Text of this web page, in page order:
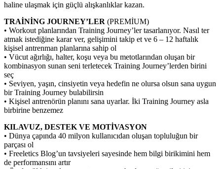
haline ulaşmak için güçlü alışkanlıklar kazan.
TRAİNİNG JOURNEY’LER (PREMİUM)
• Workout planlarından Training Journey’ler tasarlanıyor. Nasıl ter
atmak istediğine karar ver, gelişimini takip et ve 6 – 12 haftalık
kişisel antrenman planlarına sahip ol
• Vücut ağırlığı, halter, koşu veya bu metotlarından oluşan bir
kombinasyon sunan seni terletecek Training Journey’lerden birini
seç
• Seviyen, yaşın, cinsiyetin veya hedefin ne olursa olsun sana uygun
bir Training Journey bulabilirsin
• Kişisel antrenörün planını sana uyarlar. İki Training Journey asla
birbirine benzemez
KILAVUZ, DESTEK VE MOTİVASYON
• Dünya çapında 40 milyon kullanıcıdan oluşan topluluğun bir
parçası ol
• Freeletics Blog’un tavsiyeleri sayesinde hem bilgi birikimini hem
de performansını artır